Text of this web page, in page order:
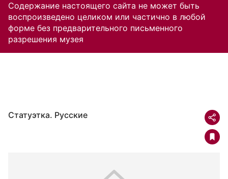
Содержание настоящего сайта не может быть
воспроизведено целиком или частично в любой
форме без предварительного письменного
разрешения музея
Статуэтка. Русские